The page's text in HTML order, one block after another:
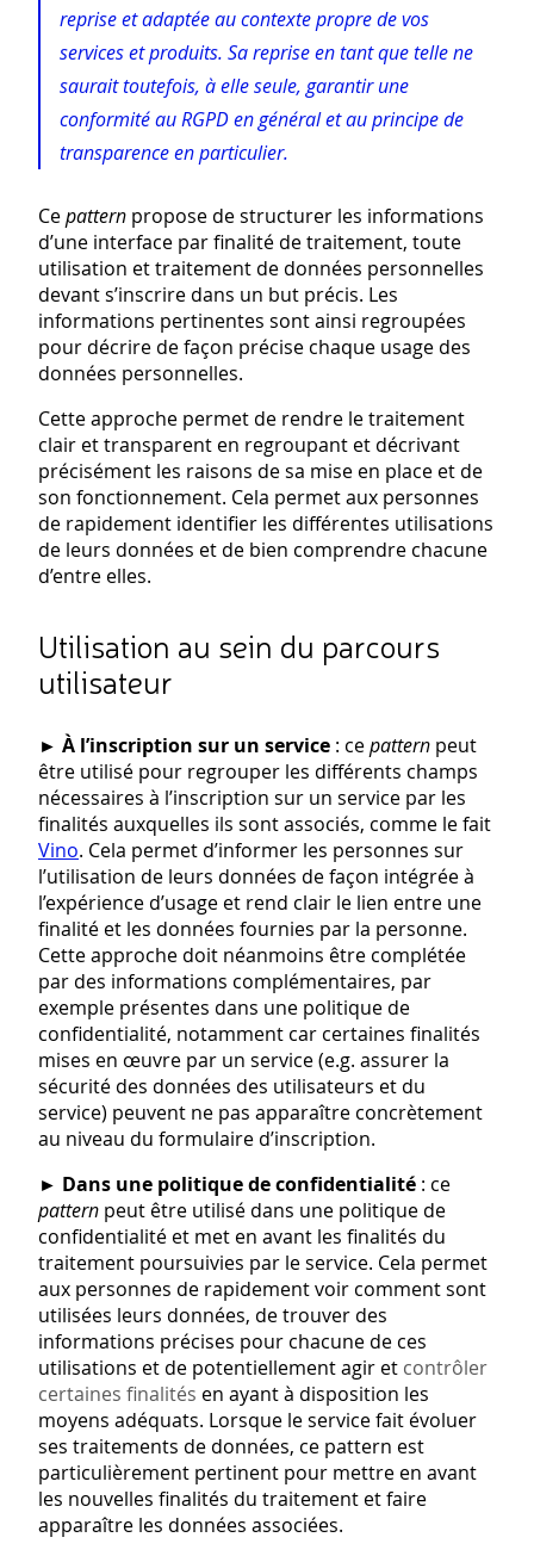
reprise et adaptée au contexte propre de vos
services et produits. Sa reprise en tant que telle ne
saurait toutefois, à elle seule, garantir une
conformité au RGPD en général et au principe de
transparence en particulier.
Cepattern propose de structurer les informations
d’une interface par finalité de traitement, toute
utilisation et traitement de données personnelles
devant s’inscrire dans un but précis. Les
informations pertinentes sont ainsi regroupées
pour décrire de façon précise chaque usage des
données personnelles.
Cette approche permet de rendre le traitement
clair et transparent en regroupant et décrivant
précisément les raisons de sa mise en place et de
son fonctionnement. Cela permet aux personnes
de rapidement identifier les différentes utilisations
de leurs données et de bien comprendre chacune
d’entre elles.
Utilisation au sein du parcours
utilisateur
► À l’inscription sur un service : cepattern peut
être utilisé pour regrouper les différents champs
nécessaires à l’inscription sur un service par les
finalités auxquelles ils sont associés, comme le fait
Vino. Cela permet d’informer les personnes sur
l’utilisation de leurs données de façon intégrée à
l’expérience d’usage et rend clair le lien entre une
finalité et les données fournies par la personne.
Cette approche doit néanmoins être complétée
par des informations complémentaires, par
exemple présentes dans une politique de
confidentialité, notamment car certaines finalités
mises en œuvre par un service (e.g. assurer la
sécurité des données des utilisateurs et du
service) peuvent ne pas apparaître concrètement
au niveau du formulaire d’inscription.
► Dans une politique de confidentialité : ce
pattern peut être utilisé dans une politique de
confidentialité et met en avant les finalités du
traitement poursuivies par le service. Cela permet
aux personnes de rapidement voir comment sont
utilisées leurs données, de trouver des
informations précises pour chacune de ces
utilisations et de potentiellement agir et contrôler
certaines finalités en ayant à disposition les
moyens adéquats. Lorsque le service fait évoluer
ses traitements de données, ce pattern est
particulièrement pertinent pour mettre en avant
les nouvelles finalités du traitement et faire
apparaître les données associées.